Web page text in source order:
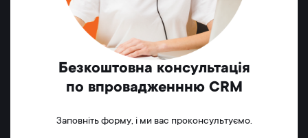
Безкоштовна консультація
по впровадженнню CRM
Заповніть форму, і ми вас проконсультуємо.